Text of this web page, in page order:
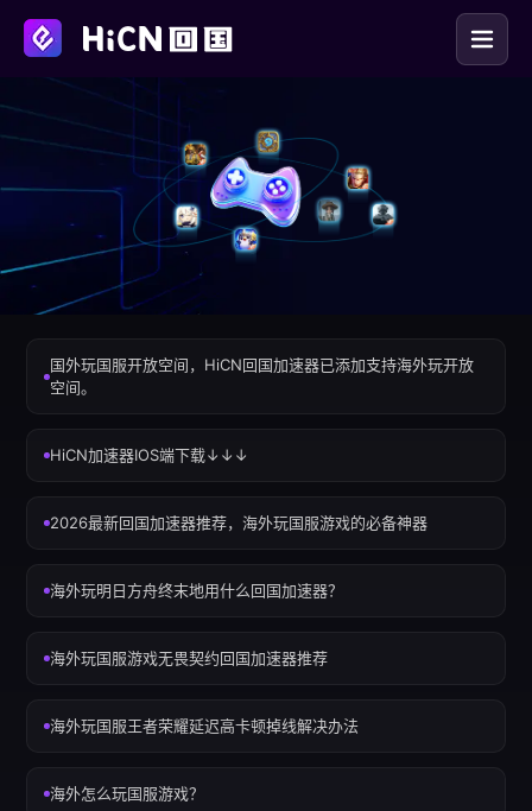
国外玩国服开放空间，HiCN回国加速器已添加支持海外玩开放
空间。
HiCN加速器IOS端下载↓↓↓
2026最新回国加速器推荐，海外玩国服游戏的必备神器
海外玩明日方舟终末地用什么回国加速器？
海外玩国服游戏无畏契约回国加速器推荐
海外玩国服王者荣耀延迟高卡顿掉线解决办法
海外怎么玩国服游戏？